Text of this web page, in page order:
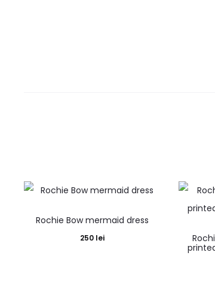
Rochie Bow mermaid dress
250 lei